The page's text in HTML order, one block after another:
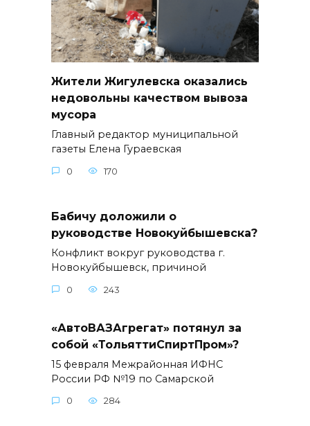
Жители Жигулевска оказались
недовольны качеством вывоза
мусора
Главный редактор муниципальной
газеты Елена Гураевская
0 170
Бабичу доложили о
руководстве Новокуйбышевска?
Конфликт вокруг руководства г.
Новокуйбышевск, причиной
0 243
«АвтоВАЗАгрегат» потянул за
собой «ТольяттиСпиртПром»?
15 февраля Межрайонная ИФНС
России РФ №19 по Самарской
0 284